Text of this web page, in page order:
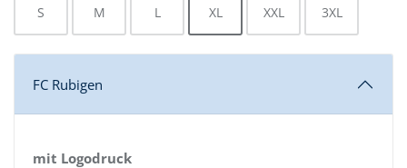
S M L XL XXL 3XL
FC Rubigen
mit Logodruck